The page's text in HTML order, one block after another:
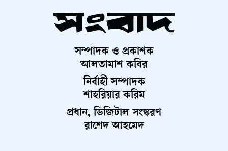
সম্পাদক ও প্রকাশক
আলতামাশ কবির
নির্বাহী সম্পাদক
শাহরিয়ার করিম
প্রধান, ডিজিটাল সংস্করণ
রাশেদ আহমেদ